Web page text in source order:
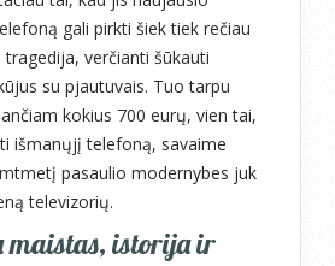
gali pirkti šiek tiek rečiau
verčianti šūkauti
su pjautuvais. Tuo tarpu
kokius 700 eurų, vien tai,
išmanųjį telefoną, savaime
pasaulio modernybes juk
televizorių.
istorija ir